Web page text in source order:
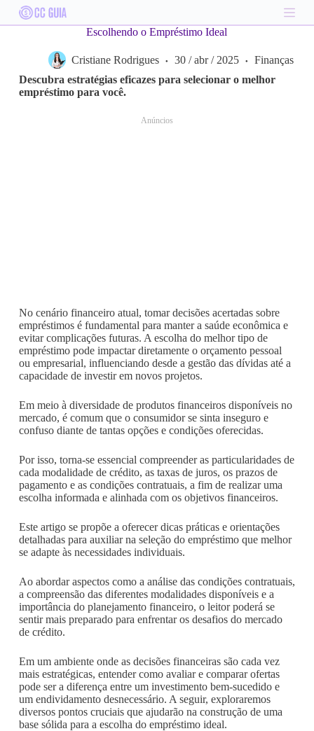
S
k
o
Escolhendo o Empréstimo Ideal
Cristiane Rodrigues 30 / abr / 2025
Finanças
Descubra estratégias eficazes para selecionar o melhor
empréstimo para você.
Anúncios
No cenário financeiro atual, tomar decisões acertadas sobre
empréstimos é fundamental para manter a saúde econômica e
evitar complicações futuras. A escolha do melhor tipo de
empréstimo pode impactar diretamente o orçamento pessoal
ou empresarial, influenciando desde a gestão das dívidas até a
capacidade de investir em novos projetos.
Em meio à diversidade de produtos financeiros disponíveis no
mercado, é comum que o consumidor se sinta inseguro e
confuso diante de tantas opções e condições oferecidas.
Por isso, torna-se essencial compreender as particularidades de
cada modalidade de crédito, as taxas de juros, os prazos de
pagamento e as condições contratuais, a fim de realizar uma
escolha informada e alinhada com os objetivos financeiros.
Este artigo se propõe a oferecer dicas práticas e orientações
detalhadas para auxiliar na seleção do empréstimo que melhor
se adapte às necessidades individuais.
Ao abordar aspectos como a análise das condições contratuais,
a compreensão das diferentes modalidades disponíveis e a
importância do planejamento financeiro, o leitor poderá se
sentir mais preparado para enfrentar os desafios do mercado
de crédito.
Em um ambiente onde as decisões financeiras são cada vez
mais estratégicas, entender como avaliar e comparar ofertas
pode ser a diferença entre um investimento bem-sucedido e
um endividamento desnecessário. A seguir, exploraremos
diversos pontos cruciais que ajudarão na construção de uma
base sólida para a escolha do empréstimo ideal.